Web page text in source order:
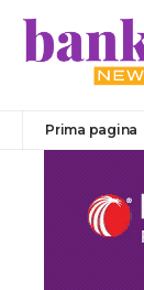
Prima pagina